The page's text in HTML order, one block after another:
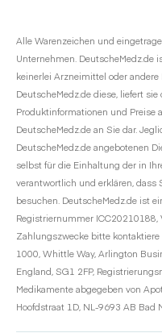
Alle Warenzeichen und
Unternehmen. DeutscheMedz.de
keinerlei Arzneimittel oder
DeutscheMedz.de diese, liefert
Produktinformationen und Preise
DeutscheMedz.de an Sie dar.
DeutscheMedz.de angebotenen
selbst für die Einhaltung der in
verantwortlich und erklären, dass
besuchen. DeutscheMedz.de ist
Registriernummer ICC20210188,
Zahlungszwecke bitte
1000, Whittle Way, Arlington
England, SG1 2FP,
Medikamente abgegeben von
Hoofdstraat 1D, NL-9693 AB Bad